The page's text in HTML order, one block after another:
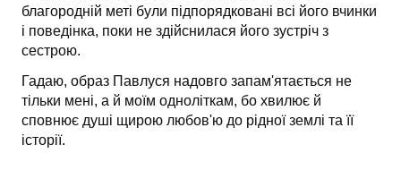
благородній меті були підпорядковані всі його вчинки
і поведінка, поки не здійснилася його зустріч з
сестрою.
Гадаю, образ Павлуся надовго запам'ятається не
тільки мені, а й моїм одноліткам, бо хвилює й
сповнює душі щирою любов'ю до рідної землі та її
історії.